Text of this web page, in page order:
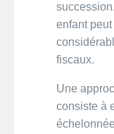
enfant
fiscaux.
Une
consiste à